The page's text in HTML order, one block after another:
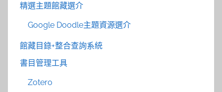
精選主題館藏選介
Google Doodle主題資源選介
館藏目錄+整合查詢系統
書目管理工具
Zotero